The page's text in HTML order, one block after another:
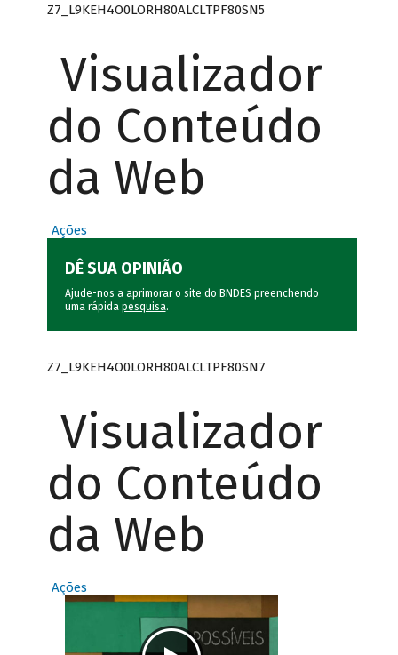
Z7_L9KEH4O0LORH80ALCLTPF80SN5
Visualizador
do Conteúdo
da Web
Ações
DÊ SUA OPINIÃO
Ajude-nos a aprimorar o site do BNDES preenchendo
uma rápida pesquisa.
Z7_L9KEH4O0LORH80ALCLTPF80SN7
Visualizador
do Conteúdo
da Web
Ações